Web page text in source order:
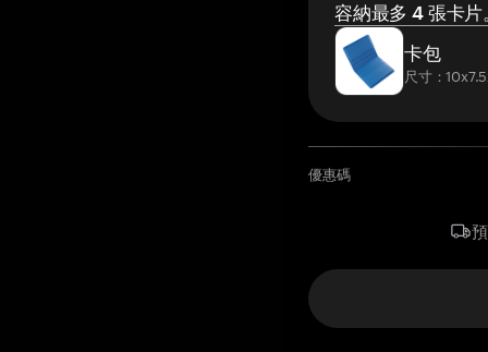
容納最多 4 張卡片
卡包
尺寸：
優惠碼